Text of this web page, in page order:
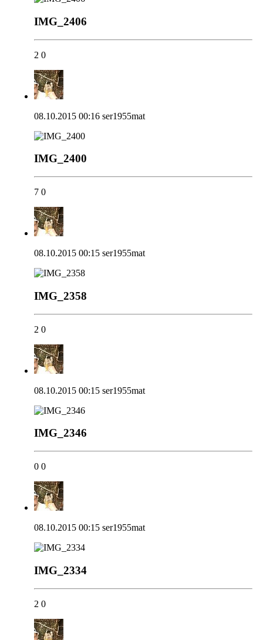
IMG_2406
2 0
08.10.2015 00:16 ser1955mat
IMG_2400
7 0
08.10.2015 00:15 ser1955mat
IMG_2358
2 0
08.10.2015 00:15 ser1955mat
IMG_2346
0 0
08.10.2015 00:15 ser1955mat
IMG_2334
2 0